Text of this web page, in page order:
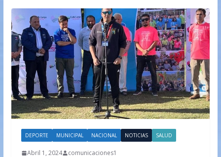
DEPORTE MUNICIPAL NACIONAL NOTICIAS SALUD
Abril 1, 2024 comunicaciones1